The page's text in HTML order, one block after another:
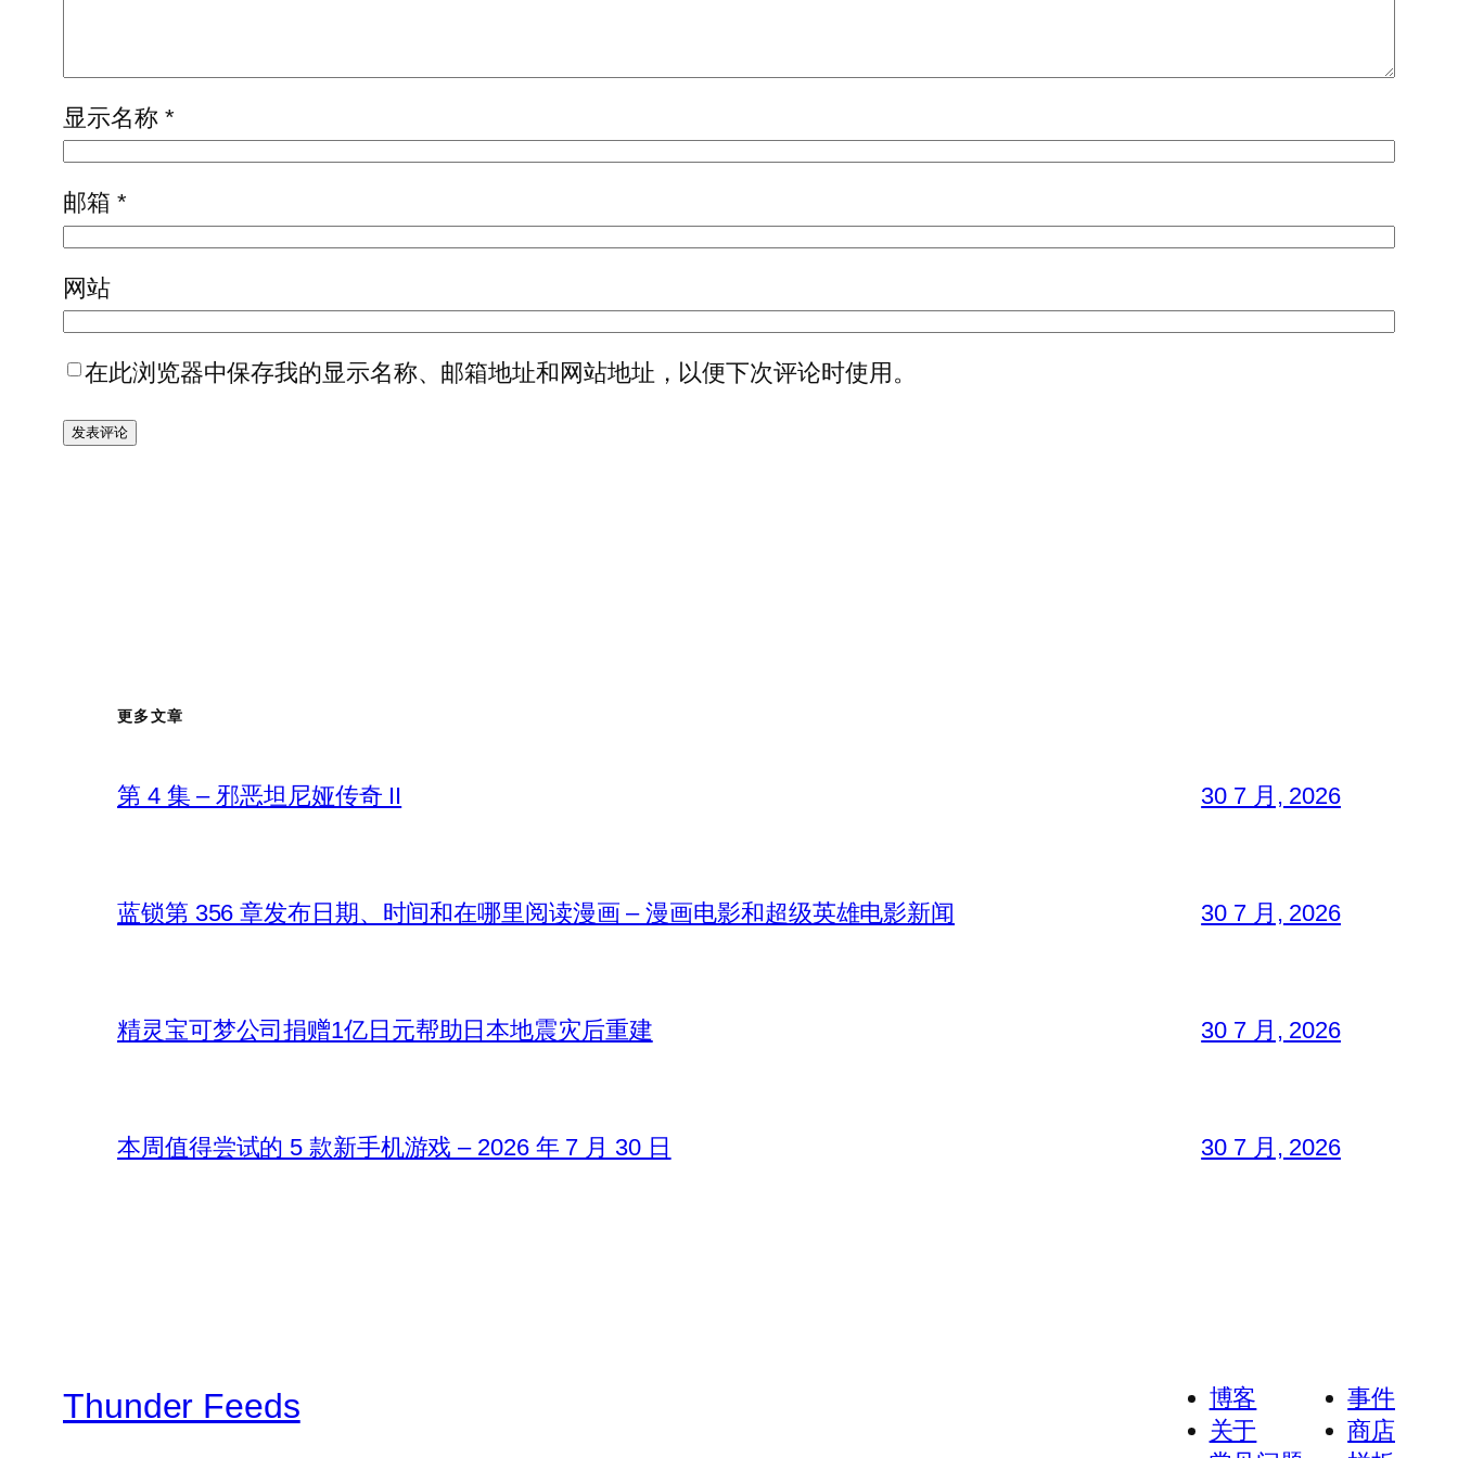
显示名称 *
邮箱 *
网站
在此浏览器中保存我的显示名称、邮箱地址和网站地址，以便下次评论时使用。
更多文章
第 4 集 – 邪恶坦尼娅传奇 II 30 7 月, 2026
蓝锁第 356 章发布日期、时间和在哪里阅读漫画 – 漫画电影和超级英雄电影新闻 30 7 月, 2026
精灵宝可梦公司捐赠1亿日元帮助日本地震灾后重建 30 7 月, 2026
本周值得尝试的 5 款新手机游戏 – 2026 年 7 月 30 日 30 7 月, 2026
Thunder Feeds
博客
关于
事件
商店